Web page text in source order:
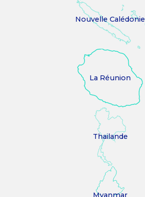
Nouvelle Calédonie
La Réunion
Thailande
Myanmar